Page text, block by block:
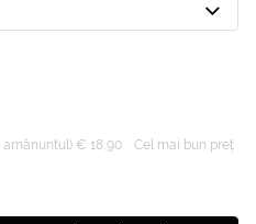
amănuntul) € 18,90
Cel mai bun preț